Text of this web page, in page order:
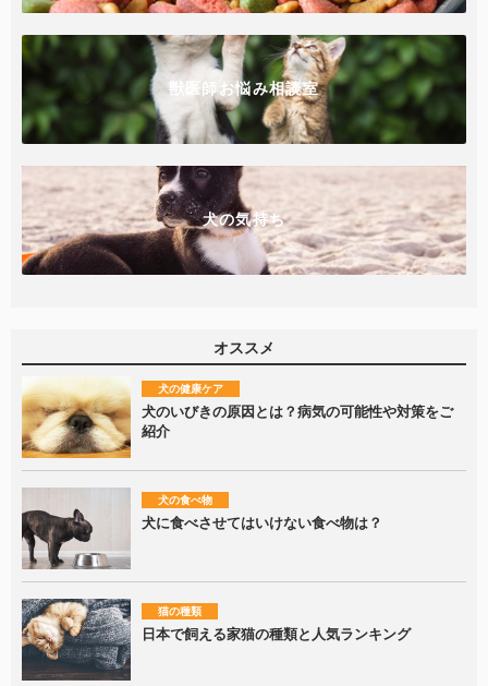
獣医師お悩み相談室
犬の気持ち
オススメ
犬の健康ケア
犬のいびきの原因とは？病気の可能性や対策をご
紹介
犬の食べ物
犬に食べさせてはいけない食べ物は？
猫の種類
日本で飼える家猫の種類と人気ランキング